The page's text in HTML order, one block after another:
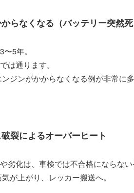
らなくなる（バッテリー突然死
5年。
は通ります。
ジンがかからなくなる例が非常に多
裂によるオーバーヒート
劣化は、車検では不合格にならない
が上がり、レッカー搬送へ。